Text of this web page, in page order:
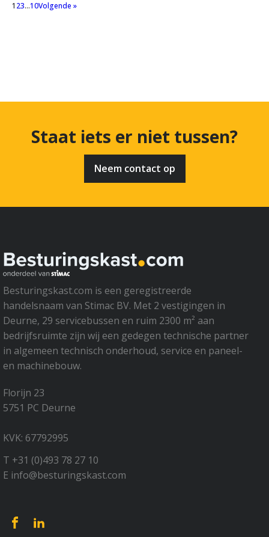
1 23…10Volgende »
Staat iets er niet tussen?
Neem contact op
Besturingskast.com is een geregistreerde
handelsnaam van Stimac BV. Met 2 vestigingen in
Deurne, 29 servicebussen en ruim 2300 m² aan
bedrijfsruimte zijn wij een gedegen technische partner
in algemeen technisch onderhoud, service en paneel-
en machinebouw.
Florijn 23
5751 PC Deurne
KVK: 67792995
T +31 (0)493 78 27 10
E info@besturingskast.com